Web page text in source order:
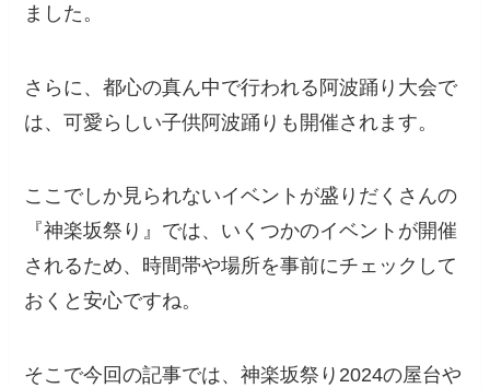
ました。
さらに、都心の真ん中で行われる阿波踊り大会で
は、可愛らしい子供阿波踊りも開催されます。
ここでしか見られないイベントが盛りだくさんの
『神楽坂祭り』では、いくつかのイベントが開催
されるため、時間帯や場所を事前にチェックして
おくと安心ですね。
そこで今回の記事では、神楽坂祭り2024の屋台や